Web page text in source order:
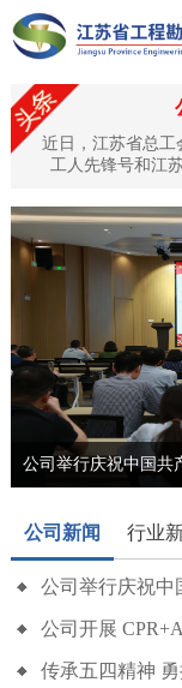
近日，江苏省总工
工人先锋号和江
奖章”，土工试验
人先锋号”。这
质、培育优秀人才
获“江苏省五一劳
公司新闻 行业
公司举行庆祝中
公司开展
传承五四精神